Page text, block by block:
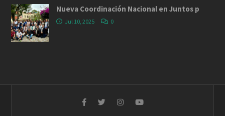
Nueva Coordinación Nacional en Juntos p
Jul 10, 2025 0